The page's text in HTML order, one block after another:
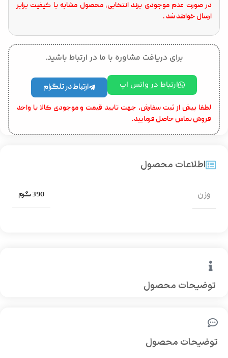
در صورت عدم موجودی برند انتخابی، محصول مشابه با کیفیت برابر
ارسال خواهد شد .
برای دریافت مشاوره با ما در ارتباط باشید.
ارتباط در واتس اپ ارتباط در تلگرام
لطفا پیش از ثبت سفارش، جهت تایید قیمت و موجودی کالا با واحد
فروش تماس حاصل فرمایید.
توضیحات محصول
اطلاعات محصول
وزن 390 گرم
توضیحات محصول